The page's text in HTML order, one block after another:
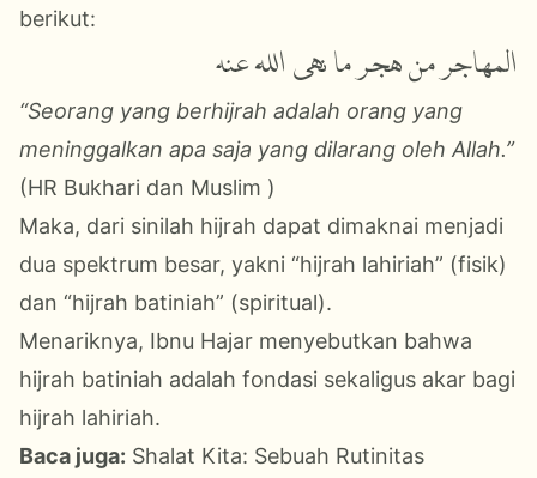
berikut:
المهاجر من هجر ما نهى الله عنه
“Seorang yang berhijrah adalah orang yang
meninggalkan apa saja yang dilarang oleh Allah.”
(HR Bukhari dan Muslim )
Maka, dari sinilah hijrah dapat dimaknai menjadi
dua spektrum besar, yakni “hijrah lahiriah” (fisik)
dan “hijrah batiniah” (spiritual).
Menariknya, Ibnu Hajar menyebutkan bahwa
hijrah batiniah adalah fondasi sekaligus akar bagi
hijrah lahiriah.
Baca juga: Shalat Kita: Sebuah Rutinitas